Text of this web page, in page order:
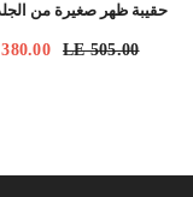
حقيبة ظهر صغيرة من
LE 505.00